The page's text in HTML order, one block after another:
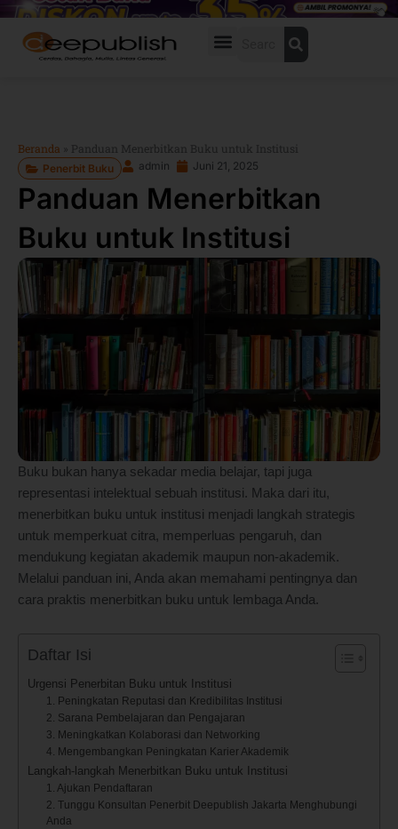
Lewati
konten
Beranda » Panduan Menerbitkan Buku untuk Institusi
Penerbit Buku admin Juni 21, 2025
Panduan Menerbitkan
Buku untuk Institusi
Buku bukan hanya sekadar media belajar, tapi juga
representasi intelektual sebuah institusi. Maka dari itu,
menerbitkan buku untuk institusi menjadi langkah strategis
untuk memperkuat citra, memperluas pengaruh, dan
mendukung kegiatan akademik maupun non-akademik.
Melalui panduan ini, Anda akan memahami pentingnya dan
cara praktis menerbitkan buku untuk lembaga Anda.
Daftar Isi
Urgensi Penerbitan Buku untuk Institusi
1. Peningkatan Reputasi dan Kredibilitas Institusi
2. Sarana Pembelajaran dan Pengajaran
3. Meningkatkan Kolaborasi dan Networking
4. Mengembangkan Peningkatan Karier Akademik
Langkah-langkah Menerbitkan Buku untuk Institusi
1. Ajukan Pendaftaran
2. Tunggu Konsultan Penerbit Deepublish Jakarta Menghubungi
Anda